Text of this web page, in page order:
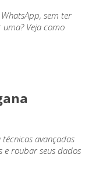
sem ter
Veja como
avançadas
e roubar seus dados